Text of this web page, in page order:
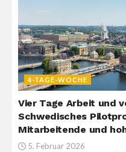
4-TAGE-WOCHE
Vier Tage Arbeit und
Schwedisches
Mitarbeitende und
5. Februar 2026